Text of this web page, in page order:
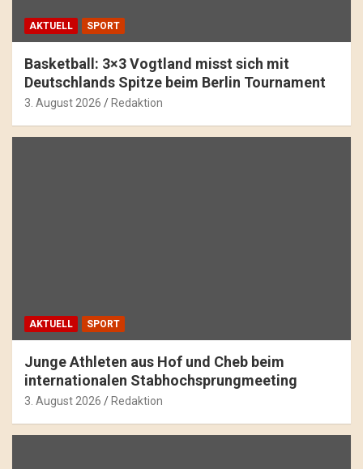
AKTUELL SPORT
Basketball: 3×3 Vogtland misst sich mit
Deutschlands Spitze beim Berlin Tournament
3. August 2026 Redaktion
AKTUELL SPORT
Junge Athleten aus Hof und Cheb beim
internationalen Stabhochsprungmeeting
3. August 2026 Redaktion